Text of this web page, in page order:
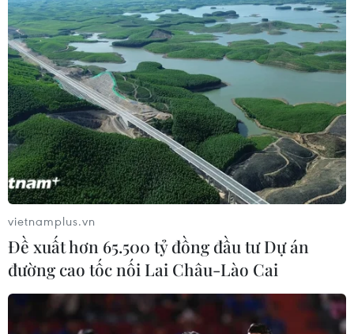
vietnamplus.vn
Đề xuất hơn 65.500 tỷ đồng đầu tư Dự án
đường cao tốc nối Lai Châu-Lào Cai